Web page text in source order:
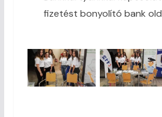
fizetést bonyolító bank